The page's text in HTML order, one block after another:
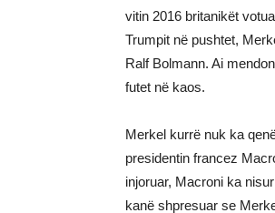
vitin 2016 britanikët
Trumpit në pushtet,
Ralf Bolmann. Ai
futet në kaos.
Merkel kurrë nuk ka
presidentin francez
injoruar, Macroni ka
kanë shpresuar se